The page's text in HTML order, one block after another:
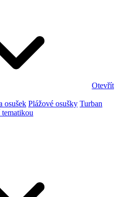
Otevřít
osušek Plážové osušky Turban